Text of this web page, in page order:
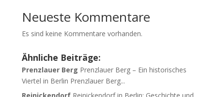
Neueste Kommentare
Es sind keine Kommentare vorhanden.
Ähnliche Beiträge:
Prenzlauer Berg Prenzlauer Berg – Ein historisches
Viertel in Berlin Prenzlauer Berg...